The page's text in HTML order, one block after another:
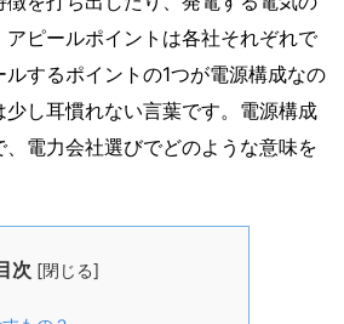
ピールポイントは各社それぞれで
するポイントの1つが電源構成なの
し耳慣れない言葉です。電源構成
電力会社選びでどのような意味を
次 [閉じる]